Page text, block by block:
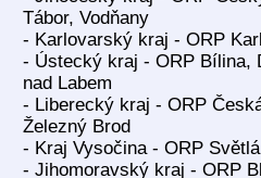
Tábor, Vodňany
- Karlovarský kraj - ORP
- Ústecký kraj - ORP Bílina,
nad Labem
- Liberecký kraj - ORP
Železný Brod
- Kraj Vysočina - ORP
- Jihomoravský kraj - ORP